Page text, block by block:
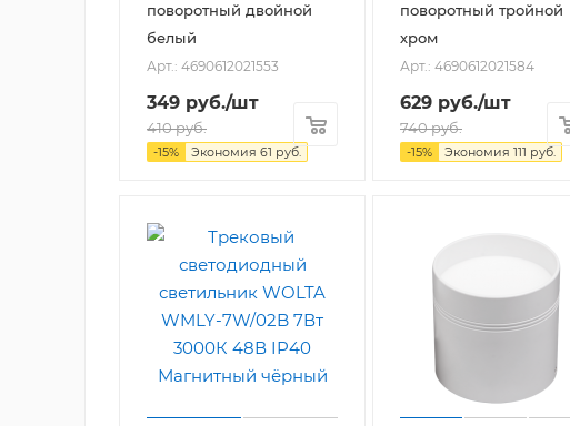
поворотный двойной
белый
Арт.: 4690612021553
349 руб./шт
410руб.
-15% Экономия 61 руб.
поворотный тройной
хром
Арт.: 4690612021584
629 руб./шт
740руб.
-15% Экономия 111 руб.